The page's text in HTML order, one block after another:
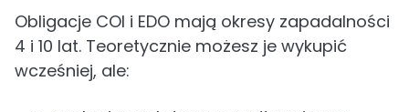
Obligacje COI i EDO mają okresy zapadalności
4 i 10 lat. Teoretycznie możesz je wykupić
wcześniej, ale: